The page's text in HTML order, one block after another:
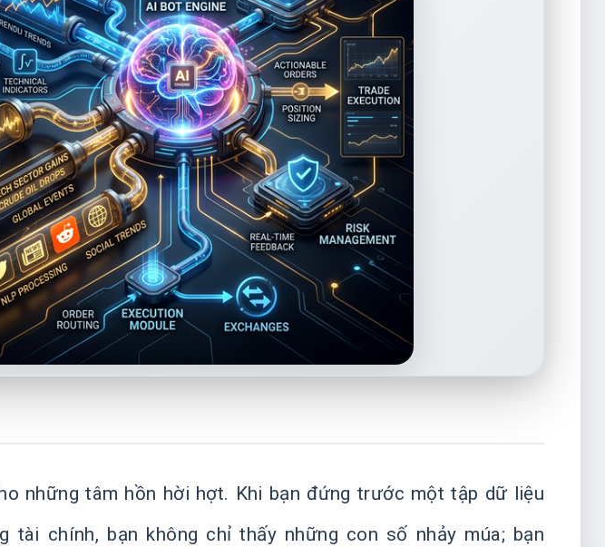
những tâm hồn hời hợt. Khi bạn đứng trước một tập dữ liệu
tài chính, bạn không chỉ thấy những con số nhảy múa; bạn